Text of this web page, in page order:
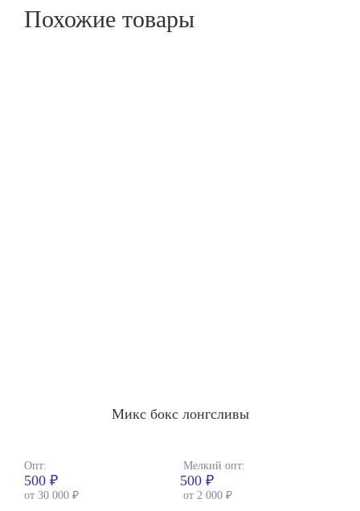
Похожие товары
Микс бокс лонгсливы
Опт: Мелкий опт:
500 ₽ 500 ₽
от 30 000 ₽ от 2 000 ₽